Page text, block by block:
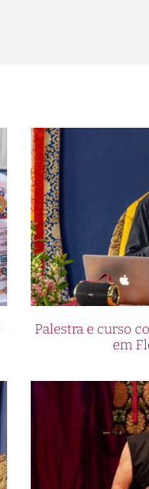
Palestra e curso
em